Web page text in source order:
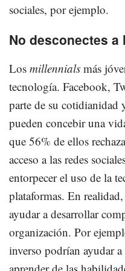
sociales, por ejemplo.
No desconectes
Los millennials más
tecnología. Facebook,
parte de su cotidianidad
pueden concebir una
que 56% de ellos
acceso a las redes
entorpecer el uso de la
plataformas. En
ayudar a desarrollar
organización. Por
inverso podrían ayudar